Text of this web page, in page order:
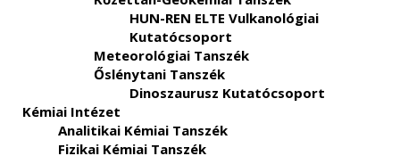
HUN-REN ELTE Vulkanológiai
Kutatócsoport
Meteorológiai Tanszék
Őslénytani Tanszék
Dinoszaurusz Kutatócsoport
Kémiai Intézet
Analitikai Kémiai Tanszék
Fizikai Kémiai Tanszék